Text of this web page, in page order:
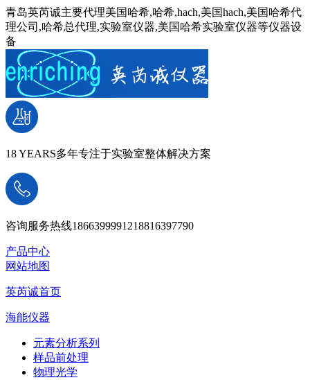
青岛英芮诚主要代理美国哈希,哈希,hach,美国hach,美国哈希代
理公司,哈希总代理,实验室仪器,美国哈希实验室仪器等仪器设
备
18 YEARS多年专注于实验室整体解决方案
咨询服务热线1866399991218816397790
产品中心
网站地图
英芮诚首页
海能仪器
元素分析系列
样品前处理
物理光学